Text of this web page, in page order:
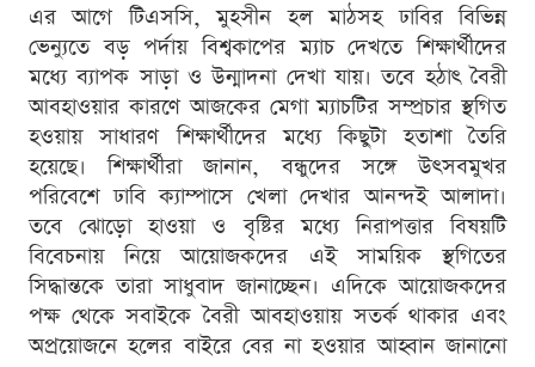
এর আগে টিএসসি, মুহসীন হল মাঠসহ ঢাবির বিভিন্ন
ভেন্যুতে বড় পর্দায় বিশ্বকাপের ম্যাচ দেখতে শিক্ষার্থীদের
মধ্যে ব্যাপক সাড়া ও উন্মাদনা দেখা যায়। তবে হঠাৎ বৈরী
আবহাওয়ার কারণে আজকের মেগা ম্যাচটির সম্প্রচার স্থগিত
হওয়ায় সাধারণ শিক্ষার্থীদের মধ্যে কিছুটা হতাশা তৈরি
হয়েছে। শিক্ষার্থীরা জানান, বন্ধুদের সঙ্গে উৎসবমুখর
পরিবেশে ঢাবি ক্যাম্পাসে খেলা দেখার আনন্দই আলাদা।
তবে ঝোড়ো হাওয়া ও বৃষ্টির মধ্যে নিরাপত্তার বিষয়টি
বিবেচনায় নিয়ে আয়োজকদের এই সাময়িক স্থগিতের
সিদ্ধান্তকে তারা সাধুবাদ জানাচ্ছেন। এদিকে আয়োজকদের
পক্ষ থেকে সবাইকে বৈরী আবহাওয়ায় সতর্ক থাকার এবং
অপ্রয়োজনে হলের বাইরে বের না হওয়ার আহ্বান জানানো